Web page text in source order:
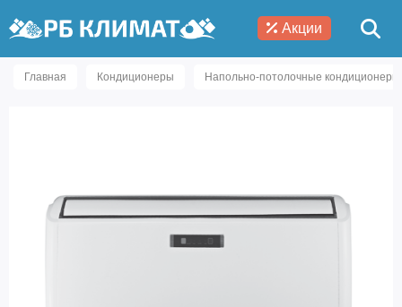
Акции
Главная Кондиционеры Напольно-потолочные кондиционеры